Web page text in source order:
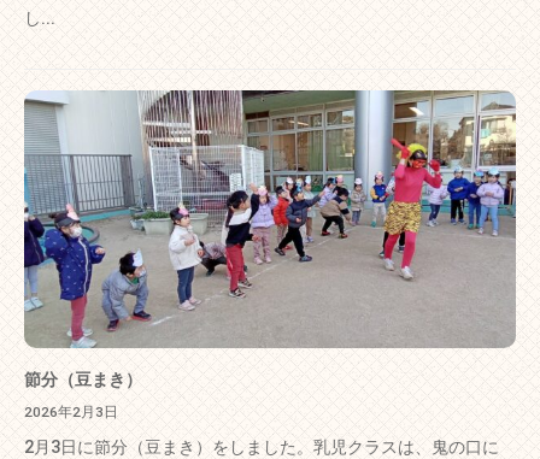
し...
節分（豆まき）
2026年2月3日
2月3日に節分（豆まき）をしました。乳児クラスは、鬼の口に